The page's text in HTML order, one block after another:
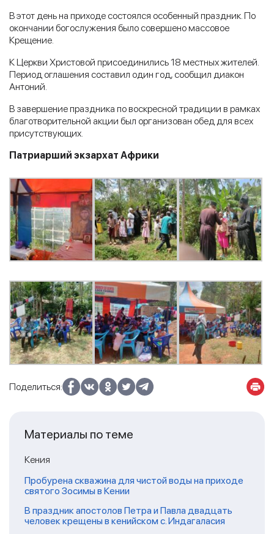
В этот день на приходе состоялся особенный праздник. По
окончании богослужения было совершено массовое
Крещение.
К Церкви Христовой присоединились 18 местных жителей.
Период оглашения составил один год, сообщил диакон
Антоний.
В завершение праздника по воскресной традиции в рамках
благотворительной акции был организован обед для всех
присутствующих.
Патриарший экзархат Африки
Поделиться:
Материалы по теме
Кения
Пробурена скважина для чистой воды на приходе
святого Зосимы в Кении
В праздник апостолов Петра и Павла двадцать
человек крещены в кенийском с. Индагаласия